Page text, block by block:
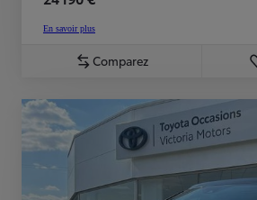
En savoir plus
Comparez